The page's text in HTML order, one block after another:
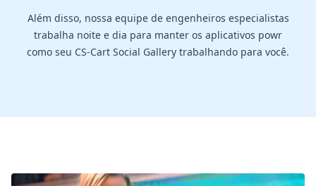
Além disso, nossa equipe de engenheiros especialistas
trabalha noite e dia para manter os aplicativos powr
como seu CS-Cart Social Gallery trabalhando para você.